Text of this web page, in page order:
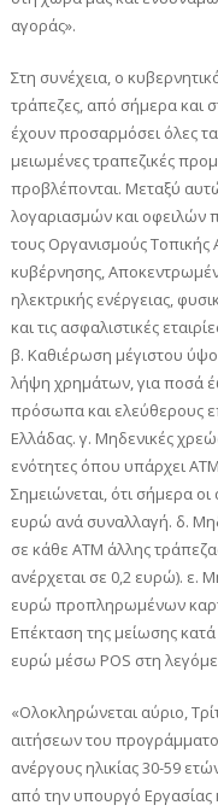
αγοράς».
Στη συνέχεια, ο
τράπεζες, από σήμερα και
έχουν προσαρμόσει όλες
μειωμένες τραπεζικές
προβλέπονται. Μεταξύ
λογαριασμών και οφειλών
τους Οργανισμούς Τοπικής
κυβέρνησης,
ηλεκτρικής ενέργειας,
και τις ασφαλιστικές
β. Καθιέρωση μέγιστου
λήψη χρημάτων, για ποσά
πρόσωπα και ελεύθερους
Ελλάδας. γ. Μηδενικές
ενότητες όπου υπάρχει
Σημειώνεται, ότι σήμερα
ευρώ ανά συναλλαγή. δ.
σε κάθε ΑΤΜ άλλης
ανέρχεται σε 0,2 ευρώ). ε.
ευρώ προπληρωμένων
Επέκταση της μείωσης
ευρώ μέσω POS στη
«Ολοκληρώνεται αύριο,
αιτήσεων του
ανέργους ηλικίας 30-59
από την υπουργό Εργασίας